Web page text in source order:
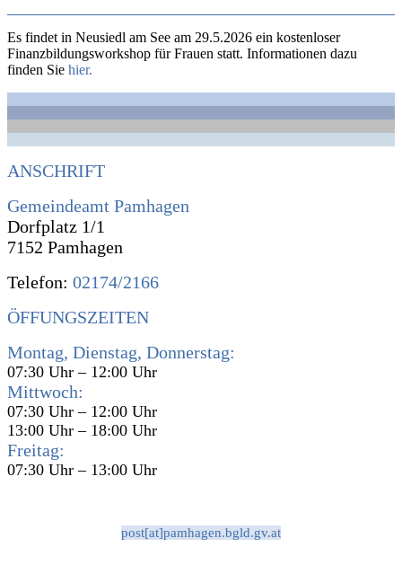
Es findet in Neusiedl am See am 29.5.2026 ein kostenloser
Finanzbildungsworkshop für Frauen statt. Informationen dazu
finden Sie hier.
ANSCHRIFT
Gemeindeamt Pamhagen
Dorfplatz 1/1
7152 Pamhagen
Telefon: 02174/2166
ÖFFUNGSZEITEN
Montag, Dienstag, Donnerstag:
07:30 Uhr – 12:00 Uhr
Mittwoch:
07:30 Uhr – 12:00 Uhr
13:00 Uhr – 18:00 Uhr
Freitag:
07:30 Uhr – 13:00 Uhr
post[at]pamhagen.bgld.gv.at